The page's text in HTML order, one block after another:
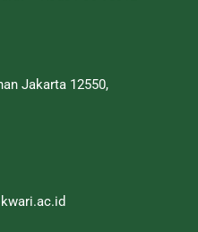
Jakarta 12550,